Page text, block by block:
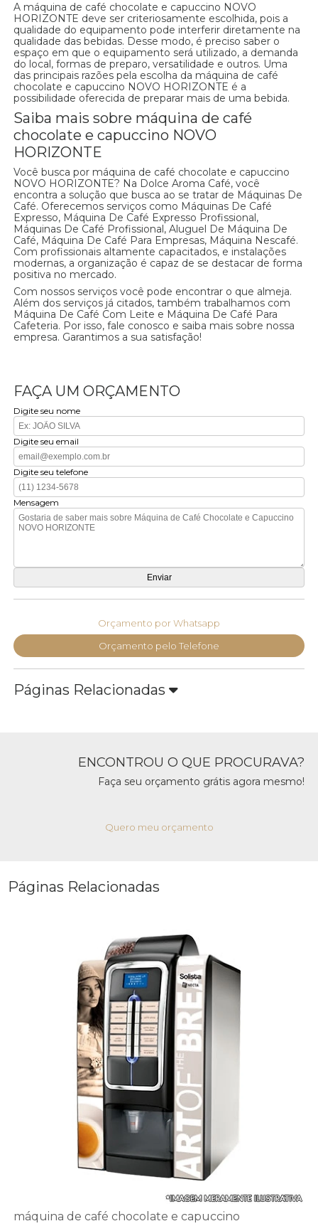
A máquina de café chocolate e capuccino NOVO
HORIZONTE deve ser criteriosamente escolhida, pois a
qualidade do equipamento pode interferir diretamente na
qualidade das bebidas. Desse modo, é preciso saber o
espaço em que o equipamento será utilizado, a demanda
do local, formas de preparo, versatilidade e outros. Uma
das principais razões pela escolha da máquina de café
chocolate e capuccino NOVO HORIZONTE é a
possibilidade oferecida de preparar mais de uma bebida.
Saiba mais sobre máquina de café
chocolate e capuccino NOVO
HORIZONTE
Você busca por máquina de café chocolate e capuccino
NOVO HORIZONTE? Na Dolce Aroma Café, você
encontra a solução que busca ao se tratar de Máquinas De
Café. Oferecemos serviços como Máquinas De Café
Expresso, Máquina De Café Expresso Profissional,
Máquinas De Café Profissional, Aluguel De Máquina De
Café, Máquina De Café Para Empresas, Máquina Nescafé.
Com profissionais altamente capacitados, e instalações
modernas, a organização é capaz de se destacar de forma
positiva no mercado.
Com nossos serviços você pode encontrar o que almeja.
Além dos serviços já citados, também trabalhamos com
Máquina De Café Com Leite e Máquina De Café Para
Cafeteria. Por isso, fale conosco e saiba mais sobre nossa
empresa. Garantimos a sua satisfação!
FAÇA UM ORÇAMENTO
Digite seu nome
Digite seu email
Digite seu telefone
Mensagem
Orçamento por Whatsapp
Orçamento pelo Telefone
Páginas Relacionadas
ENCONTROU O QUE PROCURAVA?
Faça seu orçamento grátis agora mesmo!
Quero meu orçamento
Páginas Relacionadas
máquina de café chocolate e capuccino